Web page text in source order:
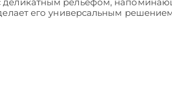
его универсальным